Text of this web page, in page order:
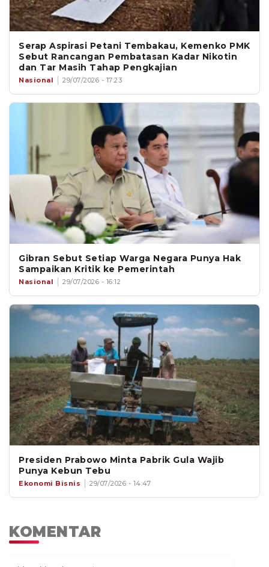
Serap Aspirasi Petani Tembakau, Kemenko PMK
Sebut Rancangan Pembatasan Kadar Nikotin
dan Tar Masih Tahap Pengkajian
Nasional 29/07/2026 - 17:23
Gibran Sebut Setiap Warga Negara Punya Hak
Sampaikan Kritik ke Pemerintah
Nasional 29/07/2026 - 16:12
Presiden Prabowo Minta Pabrik Gula Wajib
Punya Kebun Tebu
Ekonomi Bisnis 29/07/2026 - 14:47
KOMENTAR